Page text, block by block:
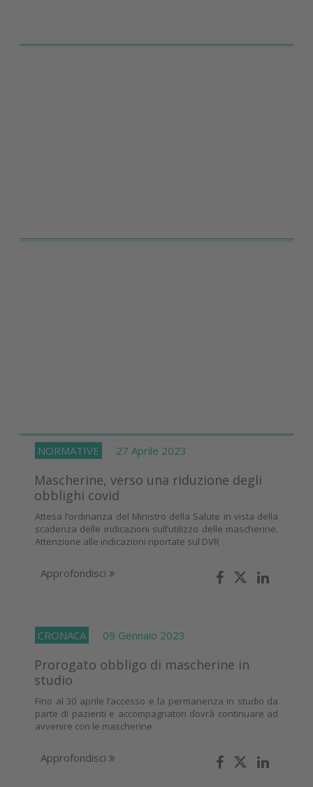
NORMATIVE 27 Aprile 2023
Mascherine, verso una riduzione degli
obblighi covid
Attesa l’ordinanza del Ministro della Salute in vista della
scadenza delle indicazioni sull’utilizzo delle mascherine.
Attenzione alle indicazioni riportate sul DVR
Approfondisci
CRONACA 09 Gennaio 2023
Prorogato obbligo di mascherine in
studio
Fino al 30 aprile l’accesso e la permanenza in studio da
parte di pazienti e accompagnatori dovrà continuare ad
avvenire con le mascherine
Approfondisci